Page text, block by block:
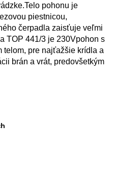
pohonu je
piestnicou,
čerpadla zaisťuje veľmi
TOP 441/3 je 230Vpohon s
telom, pre najťažšie krídla a
brán a vrát, predovšetkým